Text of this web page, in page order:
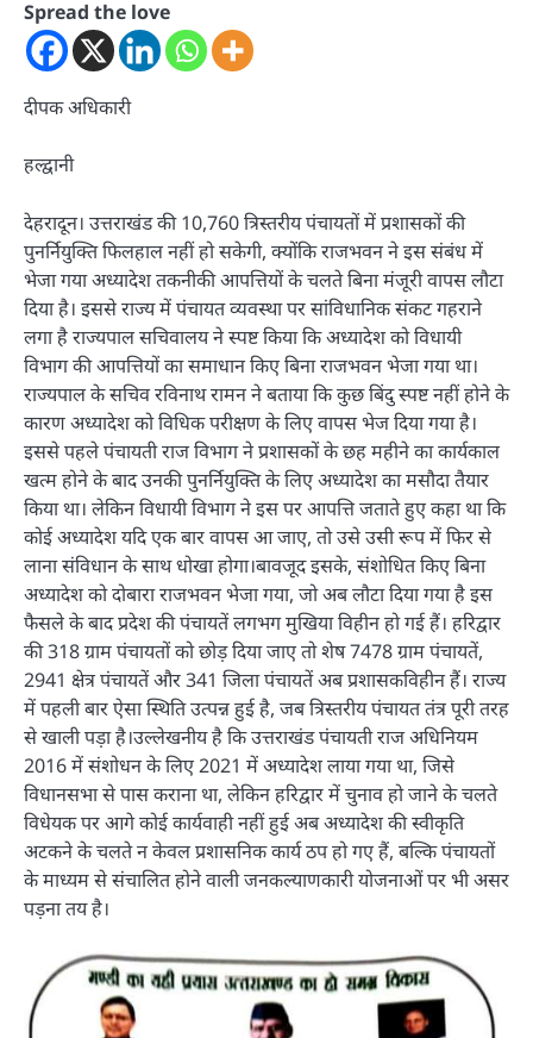
Spread the love
दीपक अधिकारी
हल्द्वानी
देहरादून। उत्तराखंड की 10,760 त्रिस्तरीय पंचायतों में प्रशासकों की
पुनर्नियुक्ति फिलहाल नहीं हो सकेगी, क्योंकि राजभवन ने इस संबंध में
भेजा गया अध्यादेश तकनीकी आपत्तियों के चलते बिना मंजूरी वापस लौटा
दिया है। इससे राज्य में पंचायत व्यवस्था पर सांविधानिक संकट गहराने
लगा है राज्यपाल सचिवालय ने स्पष्ट किया कि अध्यादेश को विधायी
विभाग की आपत्तियों का समाधान किए बिना राजभवन भेजा गया था।
राज्यपाल के सचिव रविनाथ रामन ने बताया कि कुछ बिंदु स्पष्ट नहीं होने के
कारण अध्यादेश को विधिक परीक्षण के लिए वापस भेज दिया गया है।
इससे पहले पंचायती राज विभाग ने प्रशासकों के छह महीने का कार्यकाल
खत्म होने के बाद उनकी पुनर्नियुक्ति के लिए अध्यादेश का मसौदा तैयार
किया था। लेकिन विधायी विभाग ने इस पर आपत्ति जताते हुए कहा था कि
कोई अध्यादेश यदि एक बार वापस आ जाए, तो उसे उसी रूप में फिर से
लाना संविधान के साथ धोखा होगा।बावजूद इसके, संशोधित किए बिना
अध्यादेश को दोबारा राजभवन भेजा गया, जो अब लौटा दिया गया है इस
फैसले के बाद प्रदेश की पंचायतें लगभग मुखिया विहीन हो गई हैं। हरिद्वार
की 318 ग्राम पंचायतों को छोड़ दिया जाए तो शेष 7478 ग्राम पंचायतें,
2941 क्षेत्र पंचायतें और 341 जिला पंचायतें अब प्रशासकविहीन हैं। राज्य
में पहली बार ऐसा स्थिति उत्पन्न हुई है, जब त्रिस्तरीय पंचायत तंत्र पूरी तरह
से खाली पड़ा है।उल्लेखनीय है कि उत्तराखंड पंचायती राज अधिनियम
2016 में संशोधन के लिए 2021 में अध्यादेश लाया गया था, जिसे
विधानसभा से पास कराना था, लेकिन हरिद्वार में चुनाव हो जाने के चलते
विधेयक पर आगे कोई कार्यवाही नहीं हुई अब अध्यादेश की स्वीकृति
अटकने के चलते न केवल प्रशासनिक कार्य ठप हो गए हैं, बल्कि पंचायतों
के माध्यम से संचालित होने वाली जनकल्याणकारी योजनाओं पर भी असर
पड़ना तय है।